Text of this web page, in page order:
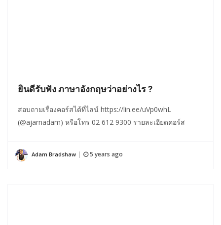
ยินดีรับฟัง ภาษาอังกฤษว่าอย่างไร ?
สอบถามเรื่องคอร์สได้ที่ไลน์ https://lin.ee/uVp0whL
(@ajarnadam) หรือโทร 02 612 9300 รายละเอียดคอร์ส
Adam Bradshaw 5 years ago